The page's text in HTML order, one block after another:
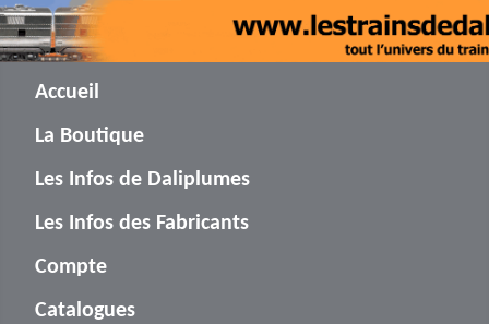
Accueil
La Boutique
Les Infos de Daliplumes
Les Infos des Fabricants
Compte
Catalogues